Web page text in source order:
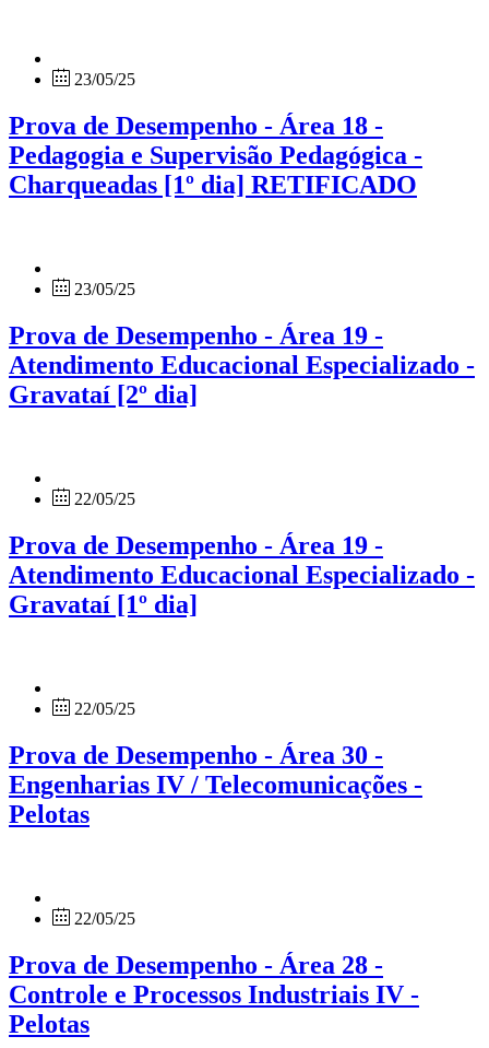
23/05/25
Prova de Desempenho - Área 18 -
Pedagogia e Supervisão Pedagógica -
Charqueadas [1º dia] RETIFICADO
23/05/25
Prova de Desempenho - Área 19 -
Atendimento Educacional Especializado -
Gravataí [2º dia]
22/05/25
Prova de Desempenho - Área 19 -
Atendimento Educacional Especializado -
Gravataí [1º dia]
22/05/25
Prova de Desempenho - Área 30 -
Engenharias IV / Telecomunicações -
Pelotas
22/05/25
Prova de Desempenho - Área 28 -
Controle e Processos Industriais IV -
Pelotas